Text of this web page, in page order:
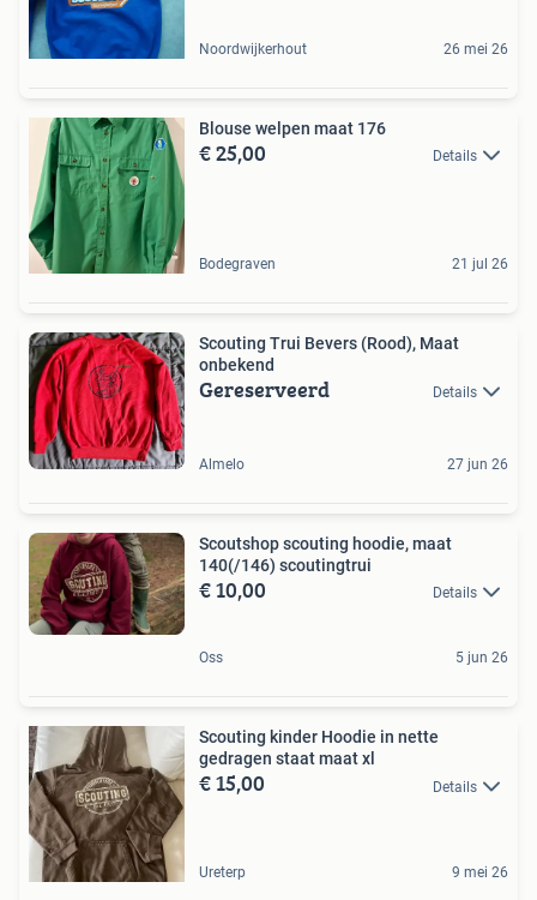
Noordwijkerhout 26 mei 26
Blouse welpen maat 176
€ 25,00 Details
Bodegraven 21 jul 26
Scouting Trui Bevers (Rood), Maat
onbekend
Gereserveerd Details
Almelo 27 jun 26
Scoutshop scouting hoodie, maat
140(/146) scoutingtrui
€ 10,00 Details
Oss 5 jun 26
Scouting kinder Hoodie in nette
gedragen staat maat xl
€ 15,00 Details
Ureterp 9 mei 26